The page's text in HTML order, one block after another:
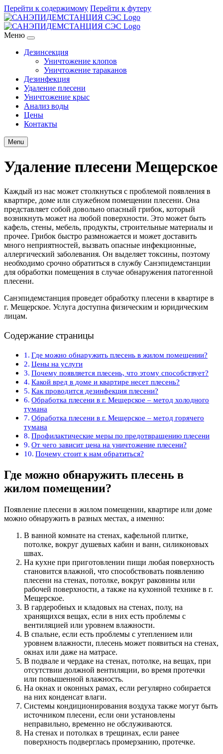
Перейти к содержимому Перейти к футеру
Меню
Дезинсекция
Уничтожение клопов
Уничтожение тараканов
Дезинфекция
Удаление плесени
Уничтожение крыс
Анализ воды
Цены
Контакты
Menu
Удаление плесени Мещерское
Каждый из нас может столкнуться с проблемой появления в
квартире, доме или служебном помещении плесени. Она
представляет собой довольно опасный грибок, который
возникнуть может на любой поверхности. Это может быть
кафель, стены, мебель, продукты, строительные материалы и
прочее. Грибок быстро размножается и может доставить
много неприятностей, вызвать опасные инфекционные,
аллергический заболевания. Он выделяет токсины, поэтому
необходимо срочно обратиться в службу Санэпидемстанции
для обработки помещения в случае обнаружения патогенной
плесени.
Санэпидемстанция проведет обработку плесени в квартире в
г. Мещерское. Услуга доступна физическим и юридическим
лицам.
Содержание страницы
Где можно обнаружить плесень в жилом помещении?
Цены на услуги
Почему появляется плесень, что этому способствует?
Какой вред в доме и квартире несет плесень?
Как проводится дезинфекция плесени?
Обработка плесени в г. Мещерское – метод холодного
тумана
Обработка плесени в г. Мещерское – метод горячего
тумана
Профилактические меры по предотвращению плесени
От чего зависит цена на уничтожение плесени?
Почему стоит к нам обратиться?
Где можно обнаружить плесень в
жилом помещении?
Появление плесени в жилом помещении, квартире или доме
можно обнаружить в разных местах, а именно:
В ванной комнате на стенах, кафельной плитке,
потолке, вокруг душевых кабин и ванн, силиконовых
швах.
На кухне при приготовлении пищи любая поверхность
становится влажной, что способствовать появлению
плесени на стенах, потолке, вокруг раковины или
рабочей поверхности, а также на кухонной технике в г.
Мещерское.
В гардеробных и кладовых на стенах, полу, на
хранящихся вещах, если в них есть проблемы с
вентиляцией или уровнем влажности.
В спальне, если есть проблемы с утеплением или
уровнем влажности, плесень может появиться на стенах,
окнах или даже на матрасе.
В подвале и чердаке на стенах, потолке, на вещах, при
отсутствии должной вентиляции, во время протечки
или повышенной влажность.
На окнах и оконных рамах, если регулярно собирается
на них конденсат влаги.
Системы кондиционирования воздуха также могут быть
источником плесени, если они установлены
неправильно, временно не обслуживаются.
На стенах и потолках в трещинах, если ранее
поверхность подверглась промерзанию, протечке.